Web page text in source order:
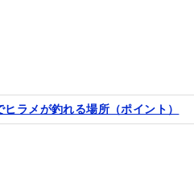
ラメが釣れる場所（ポイント）